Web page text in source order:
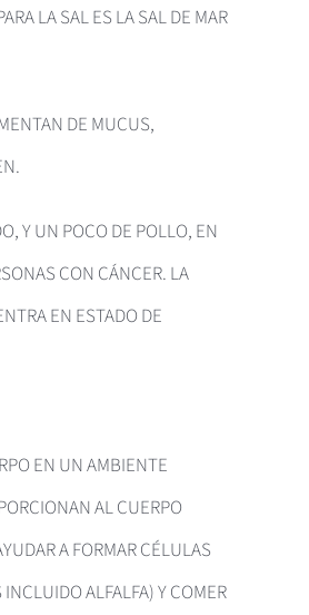
LA SAL ES LA SAL DE MAR
DE MUCUS,
Y UN POCO DE POLLO, EN
CON CÁNCER. LA
EN ESTADO DE
EN UN AMBIENTE
AL CUERPO
A FORMAR CÉLULAS
ALFALFA) Y COMER